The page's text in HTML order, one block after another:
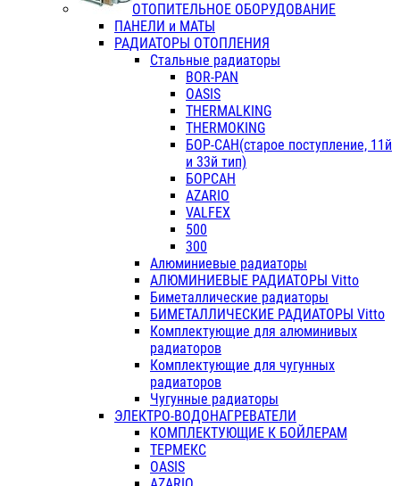
ОТОПИТЕЛЬНОЕ ОБОРУДОВАНИЕ
ПАНЕЛИ и МАТЫ
РАДИАТОРЫ ОТОПЛЕНИЯ
Стальные радиаторы
BOR-PAN
OASIS
THERMALKING
THERMOKING
БОР-САН(старое поступление, 11й
и 33й тип)
БОРСАН
AZARIO
VALFEX
500
300
Алюминиевые радиаторы
АЛЮМИНИЕВЫЕ РАДИАТОРЫ Vitto
Биметаллические радиаторы
БИМЕТАЛЛИЧЕСКИЕ РАДИАТОРЫ Vitto
Комплектующие для алюминивых
радиаторов
Комплектующие для чугунных
радиаторов
Чугунные радиаторы
ЭЛЕКТРО-ВОДОНАГРЕВАТЕЛИ
КОМПЛЕКТУЮЩИЕ К БОЙЛЕРАМ
ТЕРМЕКС
OASIS